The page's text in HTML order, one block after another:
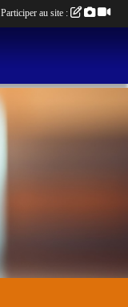
Participer au site :